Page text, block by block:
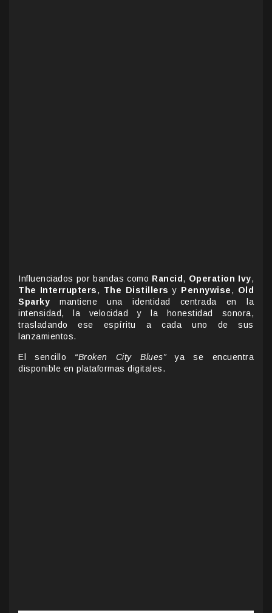
Influenciados por bandas como Rancid , Operation Ivy,
The Interrupters, The Distillers y Pennywise, Old
Sparky mantiene una identidad centrada en la
intensidad, la velocidad y la honestidad sonora,
trasladando ese espíritu a cada uno de sus
lanzamientos.
El sencillo “Broken City Blues” ya se encuentra
disponible en plataformas digitales.